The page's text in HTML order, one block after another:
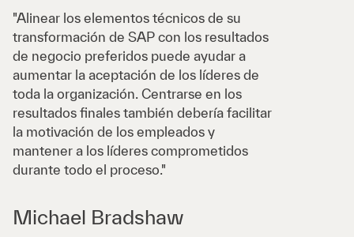
"Alinear los elementos técnicos de su
transformación de SAP con los resultados
de negocio preferidos puede ayudar a
aumentar la aceptación de los líderes de
toda la organización. Centrarse en los
resultados finales también debería facilitar
la motivación de los empleados y
mantener a los líderes comprometidos
durante todo el proceso."
Michael Bradshaw